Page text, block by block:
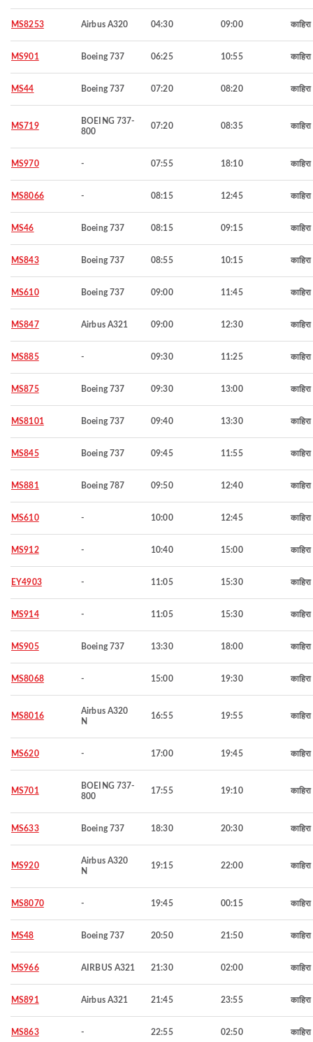
MS8253 Airbus A320 04:30 09:00 काहिरा
MS901 Boeing 737 06:25 10:55 काहिरा
MS44 Boeing 737 07:20 08:20 काहिरा
MS719
BOEING 737-
800
07:20 08:35 काहिरा
MS970 - 07:55 18:10 काहिरा
MS8066 - 08:15 12:45 काहिरा
MS46 Boeing 737 08:15 09:15 काहिरा
MS843 Boeing 737 08:55 10:15 काहिरा
MS610 Boeing 737 09:00 11:45 काहिरा
MS847 Airbus A321 09:00 12:30 काहिरा
MS885 - 09:30 11:25 काहिरा
MS875 Boeing 737 09:30 13:00 काहिरा
MS8101 Boeing 737 09:40 13:30 काहिरा
MS845 Boeing 737 09:45 11:55 काहिरा
MS881 Boeing 787 09:50 12:40 काहिरा
MS610 - 10:00 12:45 काहिरा
MS912 - 10:40 15:00 काहिरा
EY4903 - 11:05 15:30 काहिरा
MS914 - 11:05 15:30 काहिरा
MS905 Boeing 737 13:30 18:00 काहिरा
MS8068 - 15:00 19:30 काहिरा
MS8016
Airbus A320
N
16:55 19:55 काहिरा
MS620 - 17:00 19:45 काहिरा
MS701
BOEING 737-
800
17:55 19:10 काहिरा
MS633 Boeing 737 18:30 20:30 काहिरा
MS920
Airbus A320
N
19:15 22:00 काहिरा
MS8070 - 19:45 00:15 काहिरा
MS48 Boeing 737 20:50 21:50 काहिरा
MS966 AIRBUS A321 21:30 02:00 काहिरा
MS891 Airbus A321 21:45 23:55 काहिरा
MS863 - 22:55 02:50 काहिरा